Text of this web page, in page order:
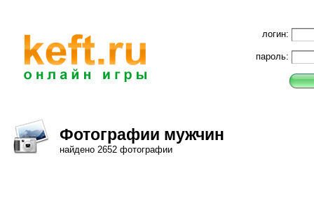
логин:
пароль:
Фотографии мужчин
найдено 2652 фотографии